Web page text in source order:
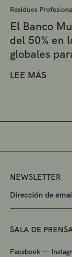
Residuos
El Banco
del 50% en
globales
LEE MÁS
NEWSLETTER
SALA DE
Facebook—